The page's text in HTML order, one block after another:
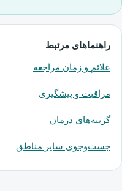
راهنماهای مرتبط
علائم و زمان مراجعه
مراقبت و پیشگیری
گزینه‌های درمان
جست‌وجوی سایر مناطق